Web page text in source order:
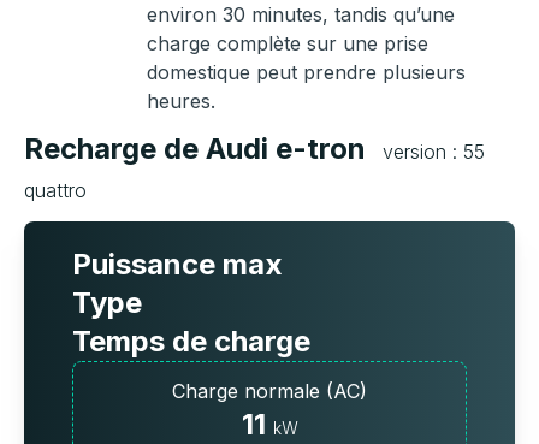
environ 30 minutes, tandis qu’une
charge complète sur une prise
domestique peut prendre plusieurs
heures.
Recharge de Audi e-tron
version : 55
quattro
Puissance max
Type
Temps de charge
Charge normale (AC)
11 kW